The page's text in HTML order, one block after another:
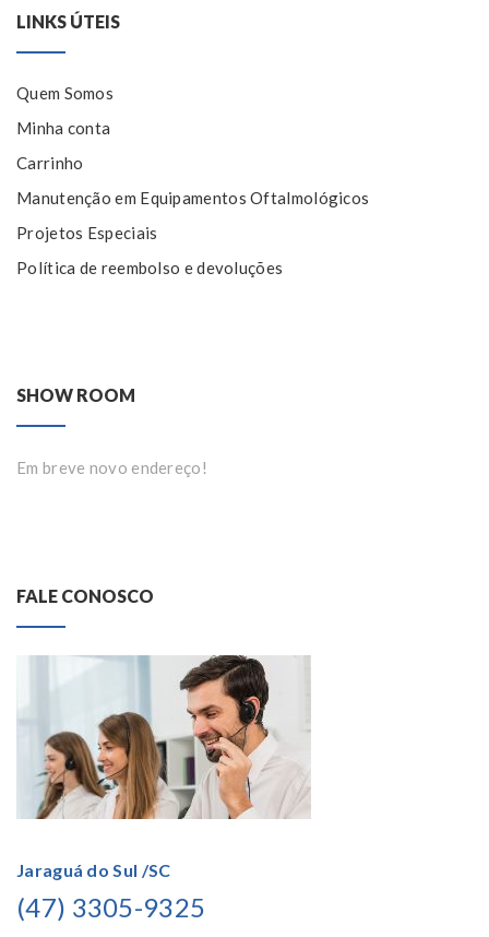
LINKS ÚTEIS
Quem Somos
Minha conta
Carrinho
Manutenção em Equipamentos Oftalmológicos
Projetos Especiais
Política de reembolso e devoluções
SHOW ROOM
Em breve novo endereço!
FALE CONOSCO
Jaraguá do Sul /SC
(47) 3305-9325